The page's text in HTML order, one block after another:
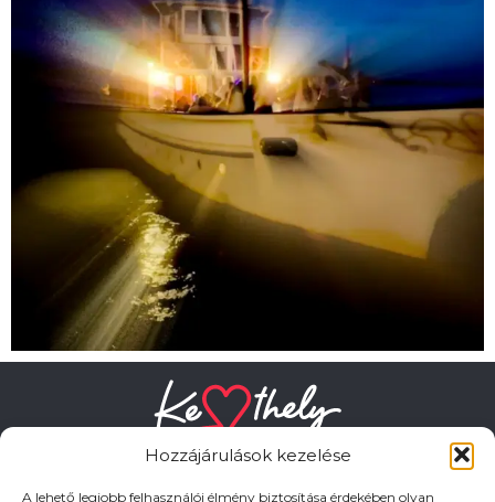
Hozzájárulások kezelése
A lehető legjobb felhasználói élmény biztosítása érdekében olyan